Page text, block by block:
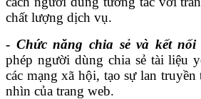
chất lượng dịch vụ.
- Chức năng chia sẻ và kết
phép người dùng chia sẻ tài liệu
các mạng xã hội, tạo sự lan
nhìn của trang web.